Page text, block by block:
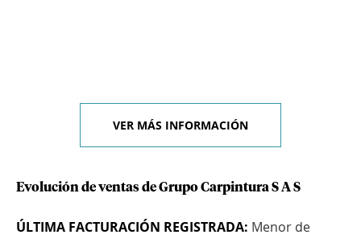
VER MÁS INFORMACIÓN
Evolución de ventas de Grupo Carpintura S A S
ÚLTIMA FACTURACIÓN REGISTRADA: Menor de